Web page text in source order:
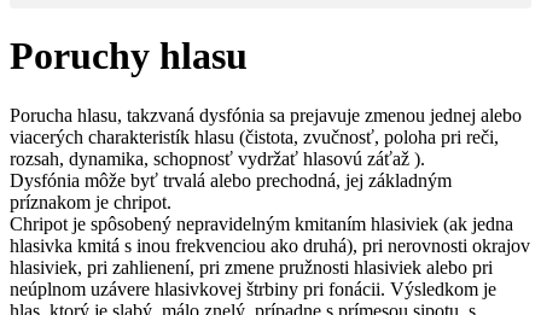
Poruchy hlasu
Porucha hlasu, takzvaná dysfónia sa prejavuje zmenou jednej alebo
viacerých charakteristík hlasu (čistota, zvučnosť, poloha pri reči,
rozsah, dynamika, schopnosť vydržať hlasovú záťaž ).
Dysfónia môže byť trvalá alebo prechodná, jej základným
príznakom je chripot.
Chripot je spôsobený nepravidelným kmitaním hlasiviek (ak jedna
hlasivka kmitá s inou frekvenciou ako druhá), pri nerovnosti okrajov
hlasiviek, pri zahlienení, pri zmene pružnosti hlasiviek alebo pri
neúplnom uzávere hlasivkovej štrbiny pri fonácii. Výsledkom je
hlas, ktorý je slabý, málo znelý, prípadne s prímesou sipotu, s